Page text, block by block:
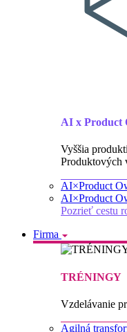
AI x Product
Vyššia
Produktových
AI×Product
AI×Product
Pozrieť cestu
Firma
TRÉNINGY
Vzdelávanie
Agilná